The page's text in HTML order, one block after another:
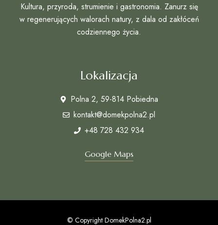
Kultura, przyroda, strumienie i gastronomia. Zanurz się
w regenerujących walorach natury, z dala od zakłóceń
codziennego życia.
Lokalizacja
Polna 2, 59-814 Pobiedna
kontakt@domekpolna2.pl
+48 728 432 934
Google Maps
© Copyright DomekPolna2.pl